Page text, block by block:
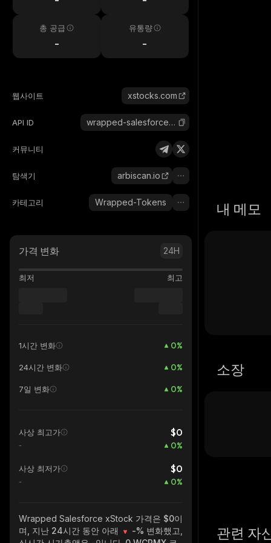
총 공급
-
유통량
-
웹사이트 xstocks.com
API ID wrapped-salesforce-xstock
커뮤니티
탐색기 arbiscan.io
카테고리 Wrapped-Tokens
가격 변화 24H
최저 최고
1시간 변화 0%
24시간 변화 0%
7일 변화 0%
사상 최고가 $0
- 0%
사상 최저가 $0
- 0%
Wrapped Salesforce xStock 가격은 $0이
며, 지난 24시간 동안 아래
-% 변화했고,
내 메모
소장
관련 자